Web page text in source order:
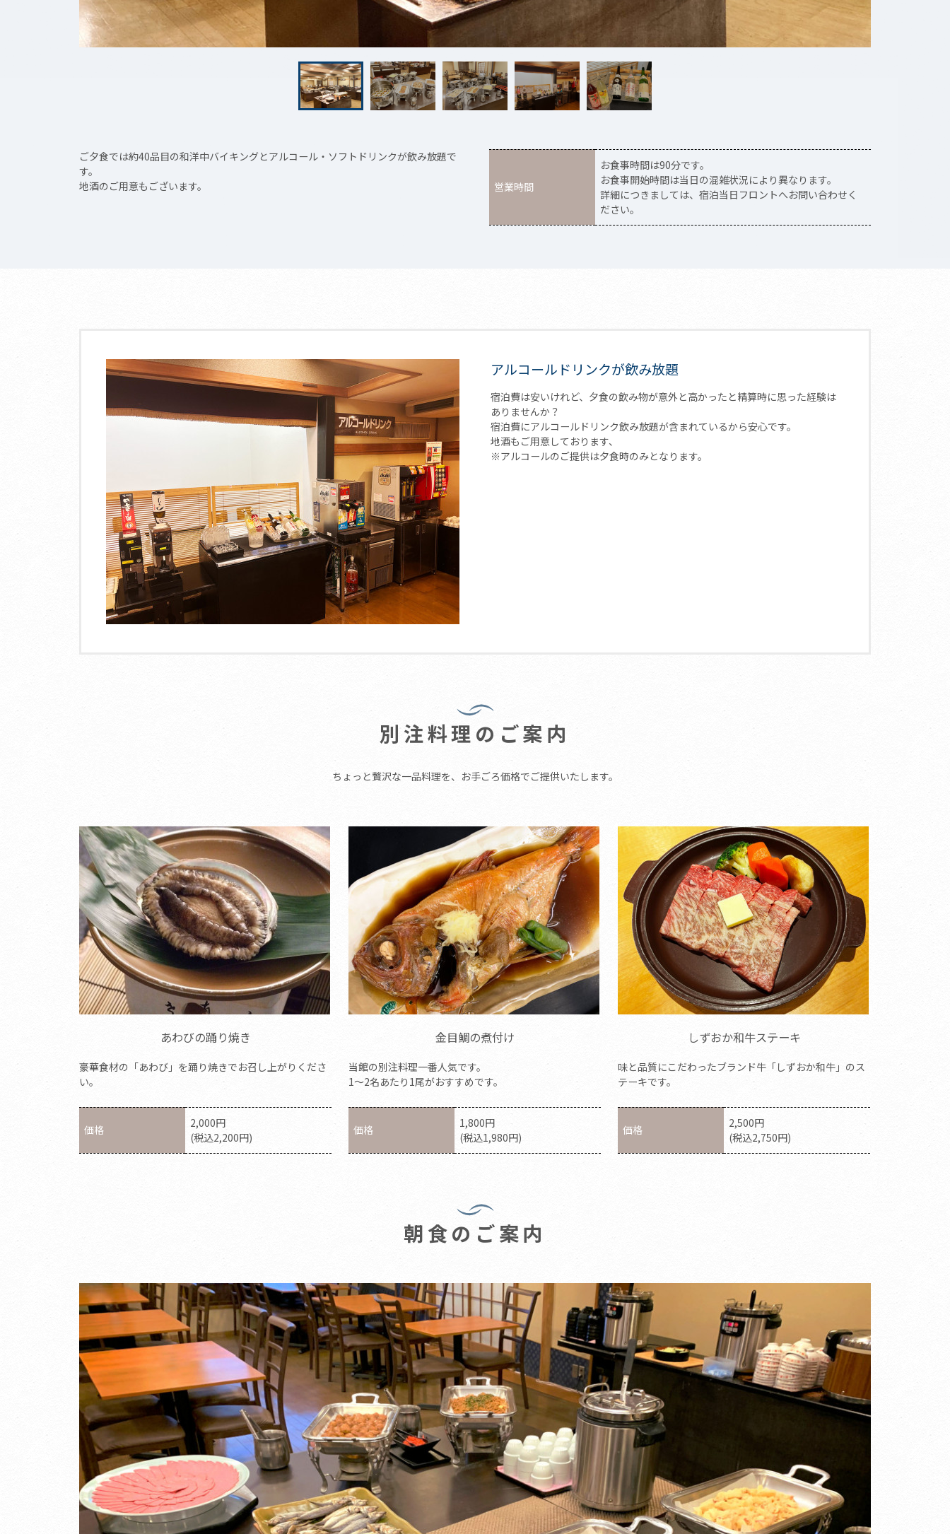
ご夕食では約40品目の和洋中バイキングとアルコール・ソフトドリンクが飲み放題で
す。
地酒のご用意もございます。
営業時間
お食事時間は90分です。
お食事開始時間は当日の混雑状況により異なります。
詳細につきましては、宿泊当日フロントへお問い合わせく
ださい。
アルコールドリンクが飲み放題
宿泊費は安いけれど、夕食の飲み物が意外と高かったと精算時に思った経験は
ありませんか？
宿泊費にアルコールドリンク飲み放題が含まれているから安心です。
地酒もご用意しております、
※アルコールのご提供は夕食時のみとなります。
別注料理のご案内
ちょっと贅沢な一品料理を、お手ごろ価格でご提供いたします。
あわびの踊り焼き
豪華食材の「あわび」を踊り焼きでお召し上がりくださ
い。
価格
2,000円
(税込2,200円)
金目鯛の煮付け
当館の別注料理一番人気です。
1～2名あたり1尾がおすすめです。
価格
1,800円
(税込1,980円)
しずおか和牛ステーキ
味と品質にこだわったブランド牛「しずおか和牛」のス
テーキです。
価格
2,500円
(税込2,750円)
朝食のご案内